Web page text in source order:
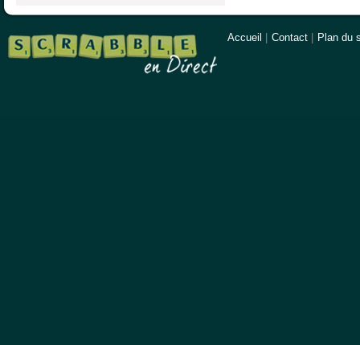
Accueil Contact Plan du